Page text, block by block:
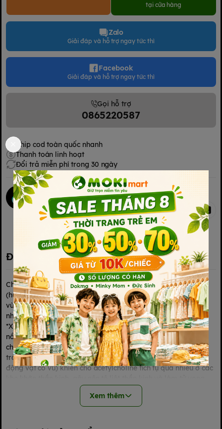
tại cửa hàng
Zalo
Giải đáp và hỗ trợ ngay tức thì
Facebook
Giải đáp và hỗ trợ ngay tức thì
Gọi hỗ trợ
0865220587
Ship cod toàn quốc nhanh
Thanh toán linh hoạt
Đổi trả miễn phí trong 30 ngày
Mokimart Office
Kết nối với chúng tôi
Kết nối với chúng tôi
Chia sẻ
Đặc điểm nổi bật
Chai xịt muỗi và côn trùng SKIN VAPE 200ml màu hồng
(hương đào) và màu xanh (hương chanh) dùng để xịt lên da
vùng tay, chân, và cổ, hiệu quả trong việc xua đuổi muỗi và
nhiều loại côn trùng khác.
*Xịt chống muỗi skin vape của Nhật chứa hoạt chất Deet với
nồng độ không quá 10% có tác dụng ức chế hoạt động của
chất dẫn truyền thần kinh acetylcholine (loại emzim đóng vai
trò quan trọng trong việc kiểm soát cơ bắp của côn trùng và
động vật có vú) khiến cho acetylcholine tích tụ quá nhiều ở các
-Công dụng chai xịt muỗi Nhật Bản
Chai xịt phun sương, nhẹ nhàng, tiện dụng bảo vệ da bé khỏi
Xem thêm